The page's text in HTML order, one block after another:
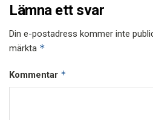
Lämna ett svar
Din e-postadress kommer inte
märkta *
Kommentar *